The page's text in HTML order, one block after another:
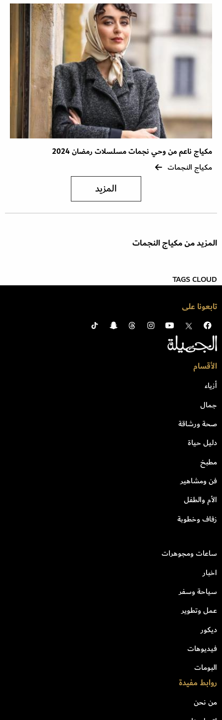
مكياج ناعم من وحي نجمات مسلسلات رمضان 2024
مكياج النجمات
المزيد
المزيد من مكياج النجمات
TAGS CLOUD
تابعونا على
الأقسام
أزياء
جمال
صحة ورشاقة
دليل حياة
مطبخ
فن ومشاهير
الأم والطفل
زفاف وخطوبة
ساعات ومجوهرات
اخبار
سياحة وسفر
عمل وتطوير
ديكور
فيديوهات
البومات
روابط مفيدة
من نحن